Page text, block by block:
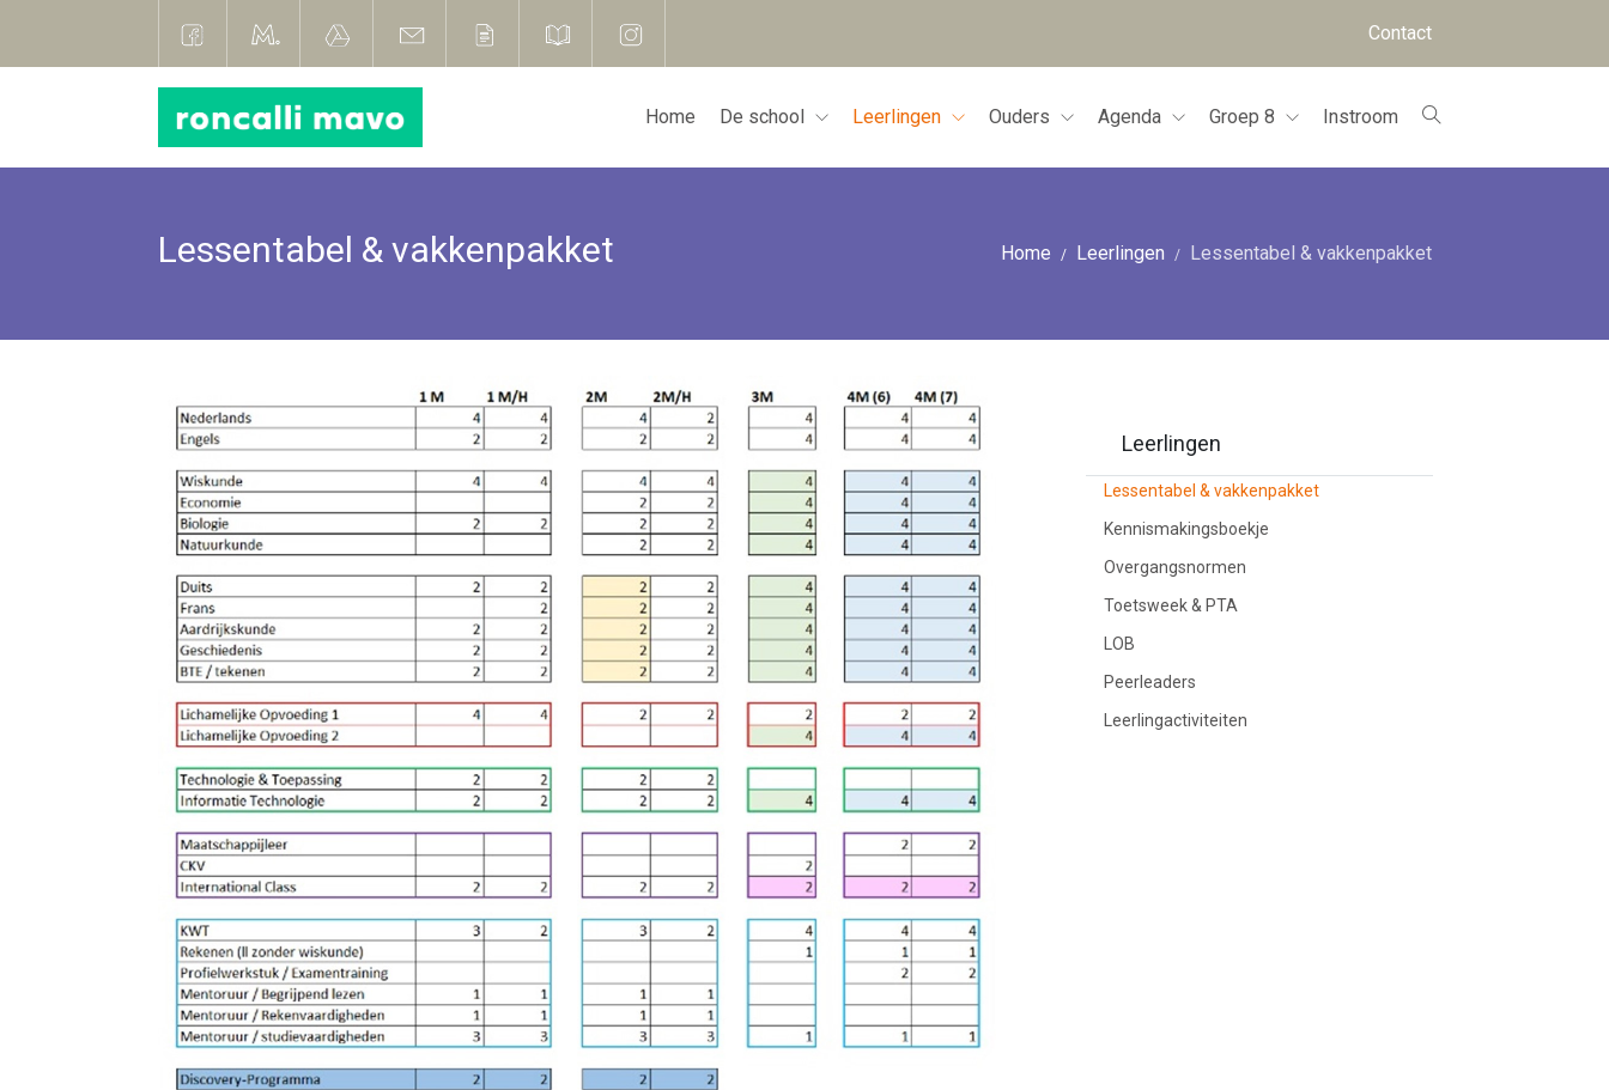
Contact
Home De school Leerlingen Ouders Agenda Groep 8 Instroom
Lessentabel & vakkenpakket Home Leerlingen Lessentabel & vakkenpakket
Leerlingen
Lessentabel & vakkenpakket
Kennismakingsboekje
Overgangsnormen
Toetsweek & PTA
LOB
Peerleaders
Leerlingactiviteiten